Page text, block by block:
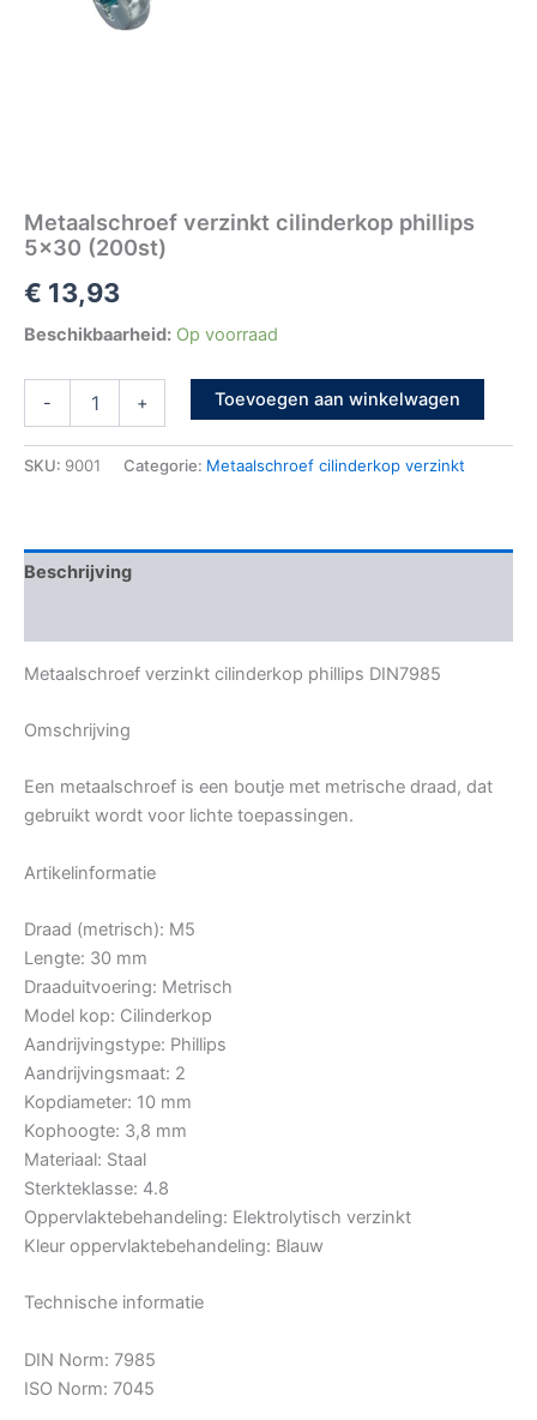
Metaalschroef verzinkt cilinderkop phillips
5×30 (200st)
€ 13,93
Beschikbaarheid: Op voorraad
- + Toevoegen aan winkelwagen
SKU: 9001 Categorie: Metaalschroef cilinderkop verzinkt
Beschrijving
Metaalschroef verzinkt cilinderkop phillips DIN7985
Omschrijving
Een metaalschroef is een boutje met metrische draad, dat
gebruikt wordt voor lichte toepassingen.
Artikelinformatie
Draad (metrisch): M5
Lengte: 30 mm
Draaduitvoering: Metrisch
Model kop: Cilinderkop
Aandrijvingstype: Phillips
Aandrijvingsmaat: 2
Kopdiameter: 10 mm
Kophoogte: 3,8 mm
Materiaal: Staal
Sterkteklasse: 4.8
Oppervlaktebehandeling: Elektrolytisch verzinkt
Kleur oppervlaktebehandeling: Blauw
Technische informatie
DIN Norm: 7985
ISO Norm: 7045